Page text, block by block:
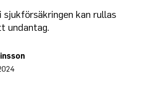
sjukförsäkringen kan rullas
undantag.